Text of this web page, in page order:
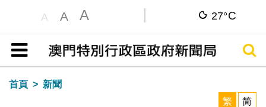
A A A 27°C
目錄
搜尋
首頁
新聞
繁
简